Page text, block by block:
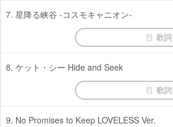
7. 星降る峡谷 -コスモキャニオン-
歌詞
8. ケット・シー Hide and Seek
歌詞
9. No Promises to Keep LOVELESS Ver.